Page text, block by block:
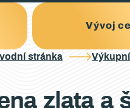
Vývoj
stránka
zlata a